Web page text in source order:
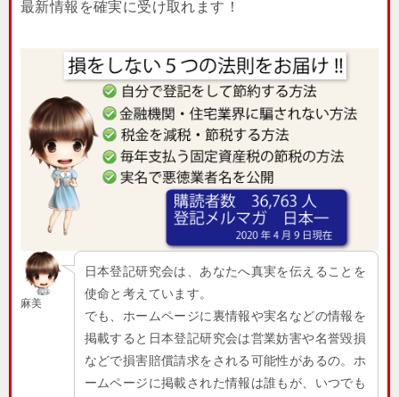
最新情報を確実に受け取れます！
麻美
日本登記研究会は、あなたへ真実を伝えることを
使命と考えています。
でも、ホームページに裏情報や実名などの情報を
掲載すると日本登記研究会は営業妨害や名誉毀損
などで損害賠償請求をされる可能性があるの。ホ
ームページに掲載された情報は誰もが、いつでも